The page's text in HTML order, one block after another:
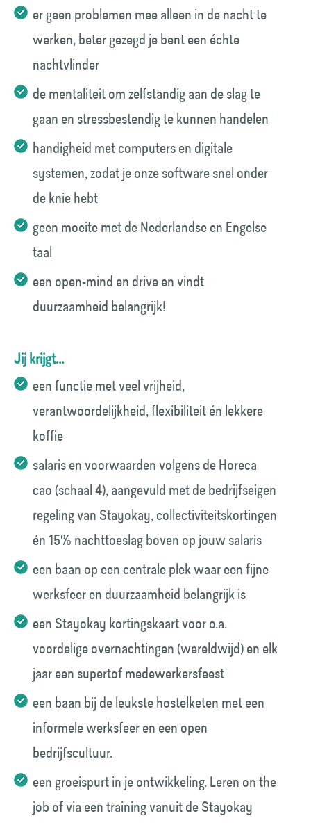
er geen problemen mee alleen in de nacht te
werken, beter gezegd je bent een échte
nachtvlinder
de mentaliteit om zelfstandig aan de slag te
gaan en stressbestendig te kunnen handelen
handigheid met computers en digitale
systemen, zodat je onze software snel onder
de knie hebt
geen moeite met de Nederlandse en Engelse
taal
een open-mind en drive en vindt
duurzaamheid belangrijk!
Jij krijgt…
een functie met veel vrijheid,
verantwoordelijkheid, flexibiliteit én lekkere
koffie
salaris en voorwaarden volgens de Horeca
cao (schaal 4), aangevuld met de bedrijfseigen
regeling van Stayokay, collectiviteitskortingen
én 15% nachttoeslag boven op jouw salaris
een baan op een centrale plek waar een fijne
werksfeer en duurzaamheid belangrijk is
een Stayokay kortingskaart voor o.a.
voordelige overnachtingen (wereldwijd) en elk
jaar een supertof medewerkersfeest
een baan bij de leukste hostelketen met een
informele werksfeer en een open
bedrijfscultuur.
een groeispurt in je ontwikkeling. Leren on the
job of via een training vanuit de Stayokay